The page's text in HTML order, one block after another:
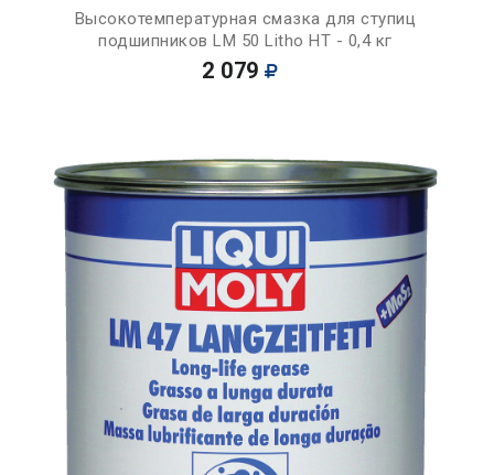
Высокотемпературная смазка для ступиц
подшипников LM 50 Litho HT - 0,4 кг
2 079